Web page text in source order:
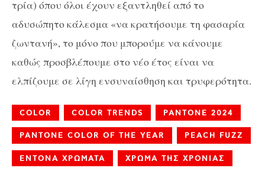
τρία) όπου όλοι έχουν εξαντληθεί από το
αδυσώπητο κάλεσμα «να κρατήσουμε τη φασαρία
ζωντανή», το μόνο που μπορούμε να κάνουμε
καθώς προσβλέπουμε στο νέο έτος είναι να
ελπίζουμε σε λίγη ενσυναίσθηση και τρυφερότητα.
COLOR COLOR TRENDS PANTONE 2024
PANTONE COLOR OF THE YEAR PEACH FUZZ
ΕΝΤΟΝΑ ΧΡΩΜΑΤΑ ΧΡΩΜΑ ΤΗΣ ΧΡΟΝΙΑΣ